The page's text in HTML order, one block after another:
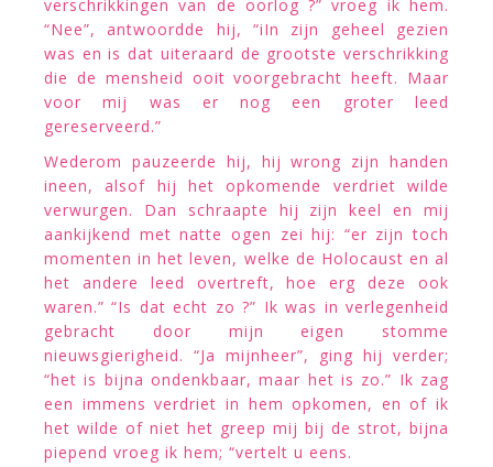
verschrikkingen van de oorlog ?” vroeg ik hem.
“Nee”, antwoordde hij, “iIn zijn geheel gezien
was en is dat uiteraard de grootste verschrikking
die de mensheid ooit voorgebracht heeft. Maar
voor mij was er nog een groter leed
gereserveerd.”
Wederom pauzeerde hij, hij wrong zijn handen
ineen, alsof hij het opkomende verdriet wilde
verwurgen. Dan schraapte hij zijn keel en mij
aankijkend met natte ogen zei hij: “er zijn toch
momenten in het leven, welke de Holocaust en al
het andere leed overtreft, hoe erg deze ook
waren.” “Is dat echt zo ?” Ik was in verlegenheid
gebracht door mijn eigen stomme
nieuwsgierigheid. “Ja mijnheer”, ging hij verder;
“het is bijna ondenkbaar, maar het is zo.” Ik zag
een immens verdriet in hem opkomen, en of ik
het wilde of niet het greep mij bij de strot, bijna
piepend vroeg ik hem; “vertelt u eens.